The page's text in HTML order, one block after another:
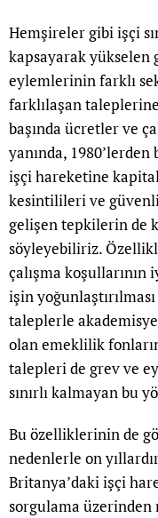
Hemşireler gibi işçi
kapsayarak
eylemlerinin farklı
farklılaşan
başında ücretler ve
yanında,
işçi hareketine
kesintilileri ve
gelişen tepkilerin de
söyleyebiliriz.
çalışma
işin
taleplerle
olan emeklilik
talepleri de grev ve
sınırlı kalmayan bu
Bu özelliklerinin de
nedenlerle on
Britanya’daki işçi
sorgulama